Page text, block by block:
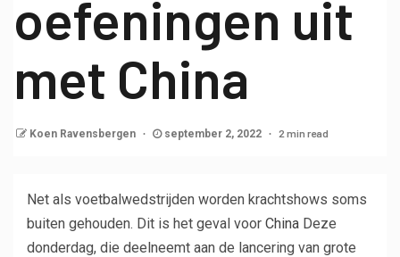
oefeningen uit
met China
Koen Ravensbergen september 2, 2022 2 min read
Net als voetbalwedstrijden worden krachtshows soms
buiten gehouden. Dit is het geval voor China Deze
donderdag, die deelneemt aan de lancering van grote